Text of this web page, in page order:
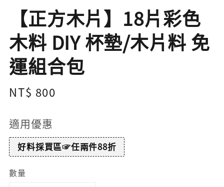
【正方木片】18片彩色
木料 DIY 杯墊/木片料 免
運組合包
Regular
NT$ 800
適用優惠
好料採買區☞任兩件88折
數量